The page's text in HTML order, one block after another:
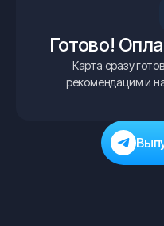
Готово!
Карта сразу
рекомендацим и